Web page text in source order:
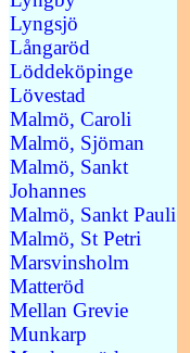
Lyngsjö
Långaröd
Löddeköpinge
Lövestad
Malmö, Caroli
Malmö, Sjöman
Malmö, Sankt
Johannes
Malmö, Sankt Pauli
Malmö, St Petri
Marsvinsholm
Matteröd
Mellan Grevie
Munkarp